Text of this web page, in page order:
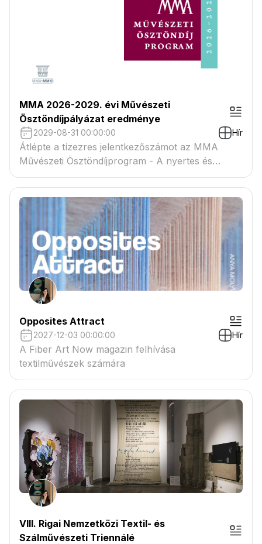
MMA 2026-2029. évi Művészeti
Ösztöndíjpályázat eredménye
2029-08-31 00:00:00 Hír
Átlépte a tízezres jelentkezőszámot az MMA
Művészeti Ösztöndíjprogram - A nyertes és
tartaléklistás pályázók névsora megtekinthető a
csatolmányban
Opposites Attract
2027-12-03 00:00:00 Hír
A Fiber Art Now magazin felhívása
textilművészek számára
VIII. Rigai Nemzetközi Textil- és
Szálművészeti Triennálé